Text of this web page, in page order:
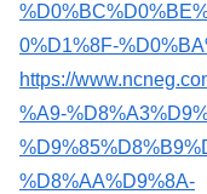
0%D1%8F-
https://
%A9-
%D8%AA%D9%8A-